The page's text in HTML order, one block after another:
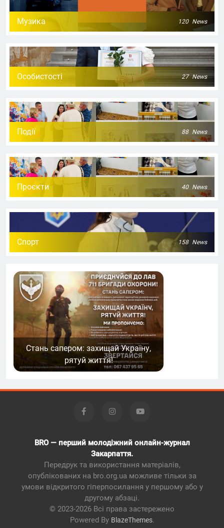
Музика 120 News
Особистості 27 News
Події 88 News
Проєкти 40 News
Спорт 158 News
Стань сапером: захищай Україну,
рятуй життя!
BRO — перший молодіжний онлайн-журнал
Закарпаття.
Передрук та використання матеріалів,
опублікованих на bro.org.ua можливе тільки за
умови відкритого гіперпосилання у першому або у
другому абзаці.
© 2023-2026 Всі права застережено
Powered By BlazeThemes.